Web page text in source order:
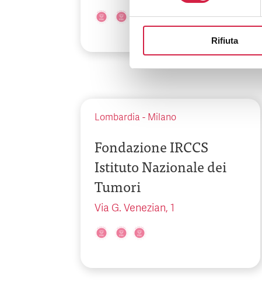
Rifiuta
Lombardia - Milano
Fondazione IRCCS
Istituto Nazionale dei
Tumori
Via G. Venezian, 1